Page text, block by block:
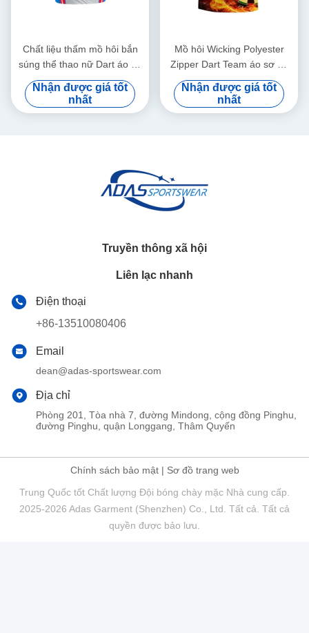
Chất liệu thấm mồ hôi bắn
súng thể thao nữ Dart áo sơ
mi tùy chỉnh Sublimation in
Nhận được giá tốt
nhất
Mồ hôi Wicking Polyester
Zipper Dart Team áo sơ mi
với túi cá nhân
Nhận được giá tốt
nhất
Truyền thông xã hội
Liên lạc nhanh
Điện thoại
+86-13510080406
Email
dean@adas-sportswear.com
Địa chỉ
Phòng 201, Tòa nhà 7, đường Mindong, cộng đồng Pinghu,
đường Pinghu, quận Longgang, Thâm Quyến
Chính sách bảo mật| Sơ đồ trang web
Trung Quốc tốt Chất lượng Đội bóng chày mặc Nhà cung cấp.
2025-2026 Adas Garment (Shenzhen) Co., Ltd. Tất cả. Tất cả
quyền được bảo lưu.